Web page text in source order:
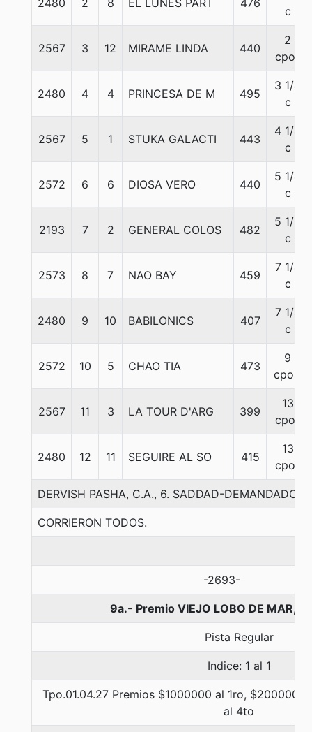
2480 2 8 EL LUNES PART 476
c
2567 3 12 MIRAME LINDA 440
2
cpos
2480 4 4 PRINCESA DE M 495
3 1/4
c
2567 5 1 STUKA GALACTI 443
4 1/4
c
2572 6 6 DIOSA VERO 440
5 1/4
c
2193 7 2 GENERAL COLOS 482
5 1/2
c
2573 8 7 NAO BAY 459
7 1/4
c
2480 9 10 BABILONICS 407
7 1/4
c
2572 10 5 CHAO TIA 473
9
cpos.
2567 11 3 LA TOUR D'ARG 399
13
cpos
2480 12 11 SEGUIRE AL SO 415
13
cpos
DERVISH PASHA, C.A., 6. SADDAD-
CORRIERON TODOS.
-2693-
9a.- Premio VIEJO LOBO DE MAR,
Pista Regular
Indice: 1 al 1
Tpo.01.04.27 Premios $1000000 al 1ro, $200000
al 4to